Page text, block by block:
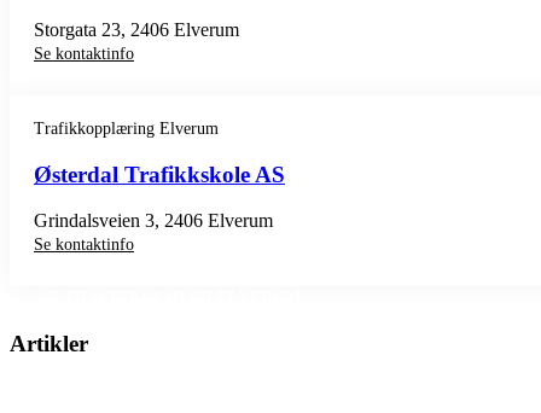
Storgata 23, 2406 Elverum
Se kontaktinfo
Trafikkopplæring Elverum
Østerdal Trafikkskole AS
Grindalsveien 3, 2406 Elverum
Se kontaktinfo
Artikler